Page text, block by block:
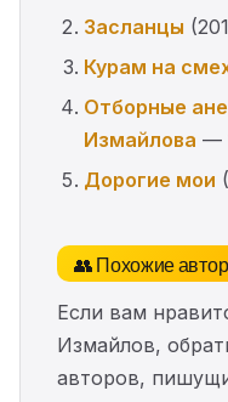
Засланцы
Курам на
Отборные
Измайлова —
Дорогие мои
👥 Похожие
Если вам
Измайлов,
авторов,